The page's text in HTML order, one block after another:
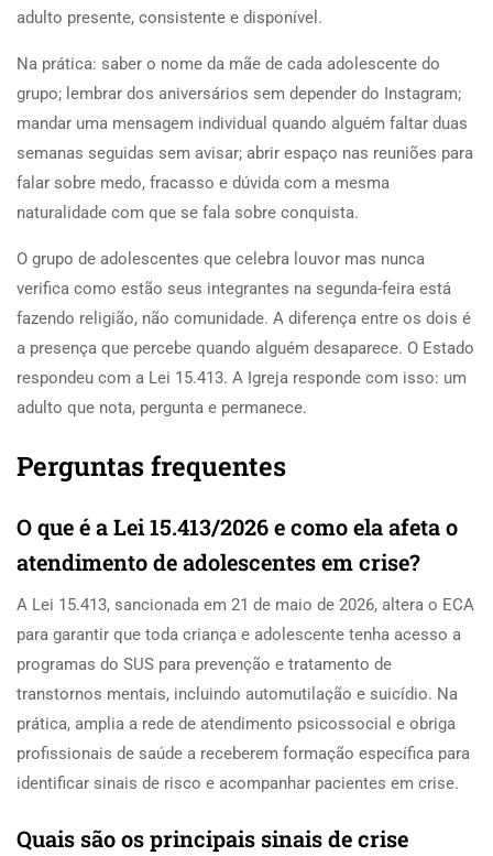
adulto presente, consistente e disponível.
Na prática: saber o nome da mãe de cada adolescente do
grupo; lembrar dos aniversários sem depender do Instagram;
mandar uma mensagem individual quando alguém faltar duas
semanas seguidas sem avisar; abrir espaço nas reuniões para
falar sobre medo, fracasso e dúvida com a mesma
naturalidade com que se fala sobre conquista.
O grupo de adolescentes que celebra louvor mas nunca
verifica como estão seus integrantes na segunda-feira está
fazendo religião, não comunidade. A diferença entre os dois é
a presença que percebe quando alguém desaparece. O Estado
respondeu com a Lei 15.413. A Igreja responde com isso: um
adulto que nota, pergunta e permanece.
Perguntas frequentes
O que é a Lei 15.413/2026 e como ela afeta o
atendimento de adolescentes em crise?
A Lei 15.413, sancionada em 21 de maio de 2026, altera o ECA
para garantir que toda criança e adolescente tenha acesso a
programas do SUS para prevenção e tratamento de
transtornos mentais, incluindo automutilação e suicídio. Na
prática, amplia a rede de atendimento psicossocial e obriga
profissionais de saúde a receberem formação específica para
identificar sinais de risco e acompanhar pacientes em crise.
Quais são os principais sinais de crise